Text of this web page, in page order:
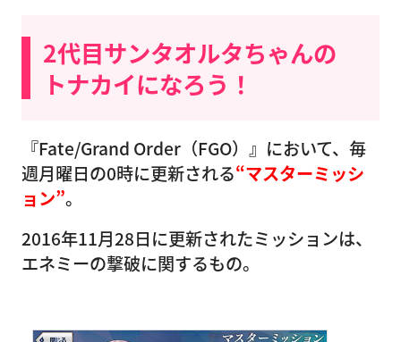
2代目サンタオルタちゃんの
トナカイになろう！
『Fate/Grand Order（FGO）』において、毎
週月曜日の0時に更新される“マスターミッシ
ョン”。
2016年11月28日に更新されたミッションは、
エネミーの撃破に関するもの。